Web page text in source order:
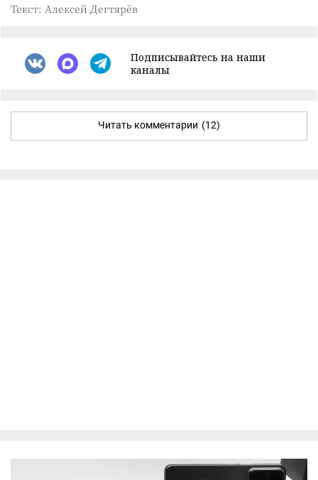
Текст: Алексей Дегтярёв
Подписывайтесь на наши
каналы
Читать комментарии (12)